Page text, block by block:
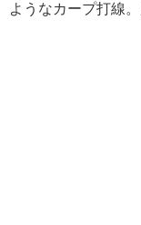
ようなカープ打線。